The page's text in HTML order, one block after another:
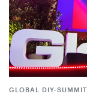
GLOBAL DIY-SUMMIT